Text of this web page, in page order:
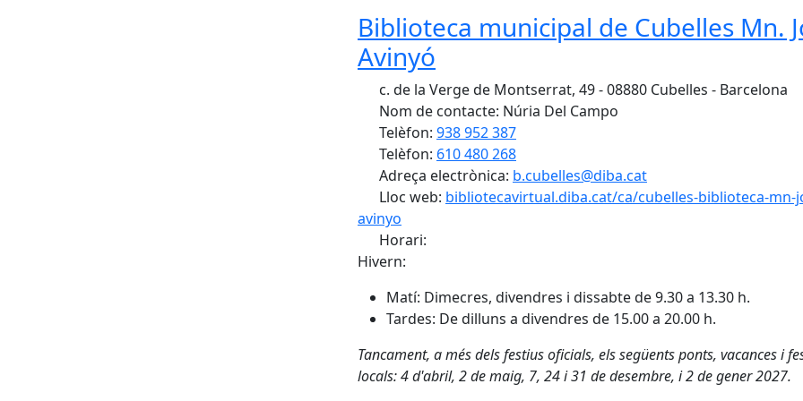
Biblioteca municipal de Cubelles Mn.
Avinyó
c. de la Verge de Montserrat, 49 - 08880 Cubelles - Barcelona
Nom de contacte: Núria Del Campo
Telèfon: 938 952 387
Telèfon: 610 480 268
Adreça electrònica: b.cubelles@diba.cat
Lloc web: bibliotecavirtual.diba.cat/ca/cubelles-biblioteca-mn-
avinyo
Horari:
Hivern:
Matí: Dimecres, divendres i dissabte de 9.30 a 13.30 h.
Tardes: De dilluns a divendres de 15.00 a 20.00 h.
Tancament, a més dels festius oficials, els següents ponts, vacances i
locals: 4 d'abril, 2 de maig, 7, 24 i 31 de desembre, i 2 de gener 2027.